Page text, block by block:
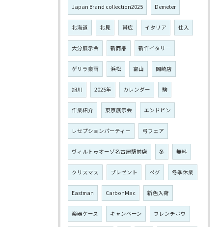
Japan Brand collection2025 Demeter
北海道 北見 帯広 イタリア 仕入
大分展示会 新商品 新作イタリー
ゲリラ豪雨 浜松 富山 岡崎店
旭川 2025年 カレンダー 駒
作業紹介 東京展示会 エンドピン
レセプションパーティー 弓フェア
ヴィルトゥオーゾ名古屋駅前店 冬 無料
クリスマス プレゼント ペグ 冬季休業
Eastman CarbonMac 新色入荷
楽器ケース キャンペーン フレンチボウ